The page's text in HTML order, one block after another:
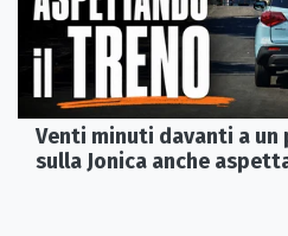
Venti minuti davanti a un
sulla Jonica anche